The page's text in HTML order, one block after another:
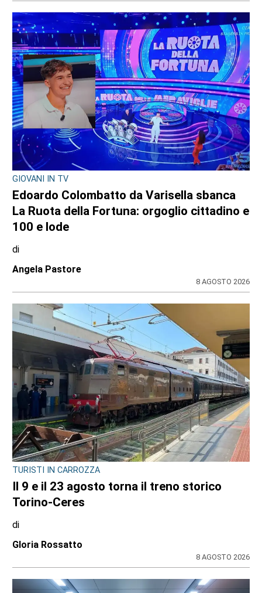
GIOVANI IN TV
Edoardo Colombatto da Varisella sbanca
La Ruota della Fortuna: orgoglio cittadino e
100 e lode
di
Angela Pastore
8 AGOSTO 2026
TURISTI IN CARROZZA
Il 9 e il 23 agosto torna il treno storico
Torino-Ceres
di
Gloria Rossatto
8 AGOSTO 2026